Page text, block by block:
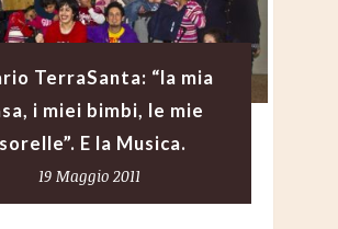
TerraSanta: “la mia
i miei bimbi, le mie
sorelle”. E la Musica.
19 Maggio 2011